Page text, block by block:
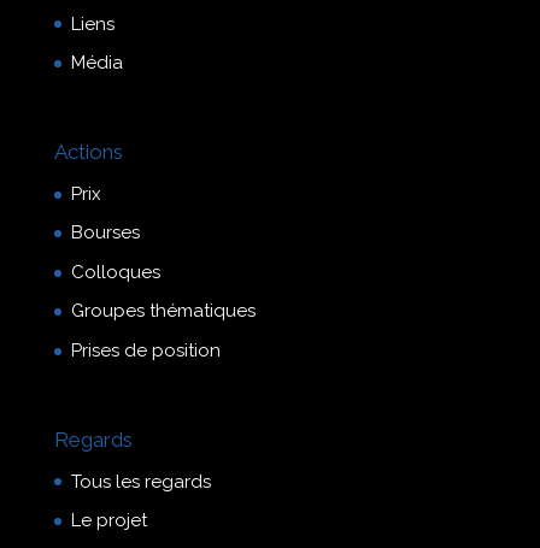
Liens
Média
Actions
Prix
Bourses
Colloques
Groupes thématiques
Prises de position
Regards
Tous les regards
Le projet